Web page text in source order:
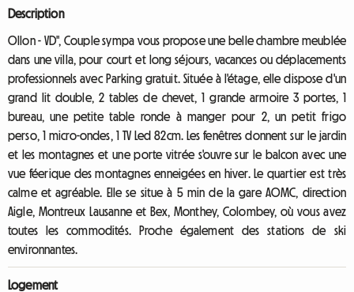
Description
Ollon - VD", Couple sympa vous propose une belle chambre meublée
dans une villa, pour court et long séjours, vacances ou déplacements
professionnels avec Parking gratuit. Située à l'étage, elle dispose d'un
grand lit double, 2 tables de chevet, 1 grande armoire 3 portes, 1
bureau, une petite table ronde à manger pour 2, un petit frigo
perso, 1 micro-ondes, 1 TV Led 82cm. Les fenêtres donnent sur le jardin
et les montagnes et une porte vitrée s'ouvre sur le balcon avec une
vue féerique des montagnes enneigées en hiver. Le quartier est très
calme et agréable. Elle se situe à 5 min de la gare AOMC, direction
Aigle, Montreux Lausanne et Bex, Monthey, Colombey, où vous avez
toutes les commodités. Proche également des stations de ski
environnantes.
Logement